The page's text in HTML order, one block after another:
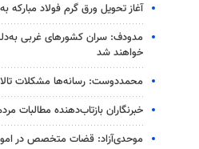
آغاز تحویل ورق گرم فولاد مبارکه
مدودف: سران کشورهای غربی
خواهند شد
محمددوست: رسانه‌ها مشکلات
خبرنگاران بازتاب‌دهنده مطالبات
موحدی‌آزاد: قضات متخصص در